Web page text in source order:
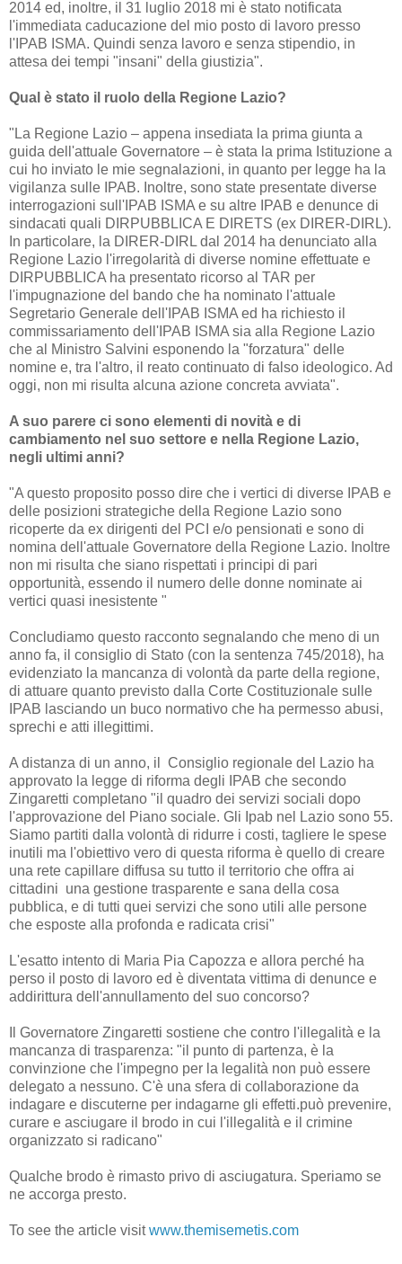
2014 ed, inoltre, il 31 luglio 2018 mi è stato notificata
l'immediata caducazione del mio posto di lavoro presso
l'IPAB ISMA. Quindi senza lavoro e senza stipendio, in
attesa dei tempi "insani" della giustizia".
Qual è stato il ruolo della Regione Lazio?
"La Regione Lazio – appena insediata la prima giunta a
guida dell'attuale Governatore – è stata la prima Istituzione a
cui ho inviato le mie segnalazioni, in quanto per legge ha la
vigilanza sulle IPAB. Inoltre, sono state presentate diverse
interrogazioni sull'IPAB ISMA e su altre IPAB e denunce di
sindacati quali DIRPUBBLICA E DIRETS (ex DIRER-DIRL).
In particolare, la DIRER-DIRL dal 2014 ha denunciato alla
Regione Lazio l'irregolarità di diverse nomine effettuate e
DIRPUBBLICA ha presentato ricorso al TAR per
l'impugnazione del bando che ha nominato l'attuale
Segretario Generale dell'IPAB ISMA ed ha richiesto il
commissariamento dell'IPAB ISMA sia alla Regione Lazio
che al Ministro Salvini esponendo la "forzatura" delle
nomine e, tra l'altro, il reato continuato di falso ideologico. Ad
oggi, non mi risulta alcuna azione concreta avviata".
A suo parere ci sono elementi di novità e di
cambiamento nel suo settore e nella Regione Lazio,
negli ultimi anni?
"A questo proposito posso dire che i vertici di diverse IPAB e
delle posizioni strategiche della Regione Lazio sono
ricoperte da ex dirigenti del PCI e/o pensionati e sono di
nomina dell'attuale Governatore della Regione Lazio. Inoltre
non mi risulta che siano rispettati i principi di pari
opportunità, essendo il numero delle donne nominate ai
vertici quasi inesistente "
Concludiamo questo racconto segnalando che meno di un
anno fa, il consiglio di Stato (con la sentenza 745/2018), ha
evidenziato la mancanza di volontà da parte della regione,
di attuare quanto previsto dalla Corte Costituzionale sulle
IPAB lasciando un buco normativo che ha permesso abusi,
sprechi e atti illegittimi.
A distanza di un anno, il Consiglio regionale del Lazio ha
approvato la legge di riforma degli IPAB che secondo
Zingaretti completano "il quadro dei servizi sociali dopo
l'approvazione del Piano sociale. Gli Ipab nel Lazio sono 55.
Siamo partiti dalla volontà di ridurre i costi, tagliere le spese
inutili ma l'obiettivo vero di questa riforma è quello di creare
una rete capillare diffusa su tutto il territorio che offra ai
cittadini una gestione trasparente e sana della cosa
pubblica, e di tutti quei servizi che sono utili alle persone
che esposte alla profonda e radicata crisi"
L'esatto intento di Maria Pia Capozza e allora perché ha
perso il posto di lavoro ed è diventata vittima di denunce e
addirittura dell'annullamento del suo concorso?
Il Governatore Zingaretti sostiene che contro l'illegalità e la
mancanza di trasparenza: "il punto di partenza, è la
convinzione che l'impegno per la legalità non può essere
delegato a nessuno. C'è una sfera di collaborazione da
indagare e discuterne per indagarne gli effetti.può prevenire,
curare e asciugare il brodo in cui l'illegalità e il crimine
organizzato si radicano"
Qualche brodo è rimasto privo di asciugatura. Speriamo se
ne accorga presto.
To see the article visitwww.themisemetis.com